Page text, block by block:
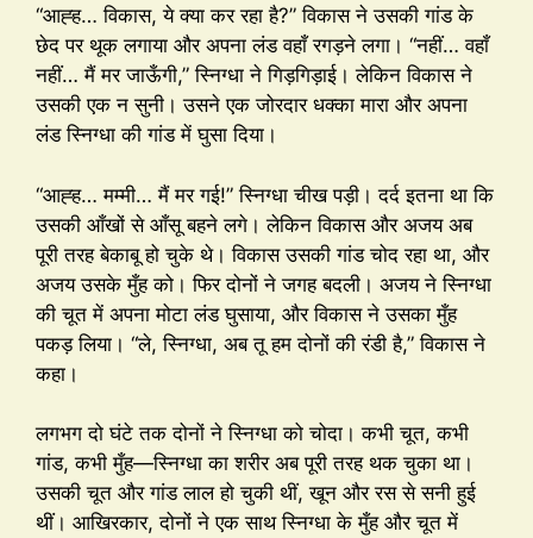
“आह्ह… विकास, ये क्या कर रहा है?” विकास ने उसकी गांड के
छेद पर थूक लगाया और अपना लंड वहाँ रगड़ने लगा। “नहीं… वहाँ
नहीं… मैं मर जाऊँगी,” स्निग्धा ने गिड़गिड़ाई। लेकिन विकास ने
उसकी एक न सुनी। उसने एक जोरदार धक्का मारा और अपना
लंड स्निग्धा की गांड में घुसा दिया।
“आह्ह… मम्मी… मैं मर गई!” स्निग्धा चीख पड़ी। दर्द इतना था कि
उसकी आँखों से आँसू बहने लगे। लेकिन विकास और अजय अब
पूरी तरह बेकाबू हो चुके थे। विकास उसकी गांड चोद रहा था, और
अजय उसके मुँह को। फिर दोनों ने जगह बदली। अजय ने स्निग्धा
की चूत में अपना मोटा लंड घुसाया, और विकास ने उसका मुँह
पकड़ लिया। “ले, स्निग्धा, अब तू हम दोनों की रंडी है,” विकास ने
कहा।
लगभग दो घंटे तक दोनों ने स्निग्धा को चोदा। कभी चूत, कभी
गांड, कभी मुँह—स्निग्धा का शरीर अब पूरी तरह थक चुका था।
उसकी चूत और गांड लाल हो चुकी थीं, खून और रस से सनी हुई
थीं। आखिरकार, दोनों ने एक साथ स्निग्धा के मुँह और चूत में